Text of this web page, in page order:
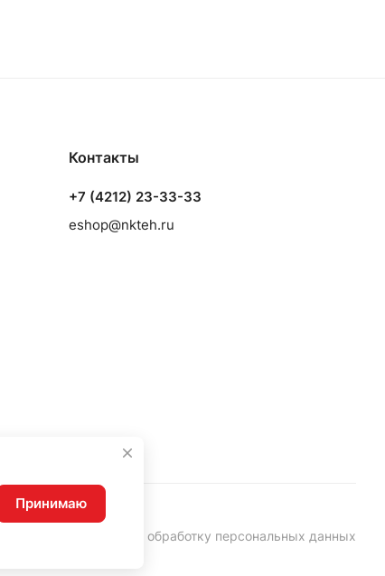
Контакты
+7 (4212) 23-33-33
eshop@nkteh.ru
Согласие на обработку персональных данных
Принимаю